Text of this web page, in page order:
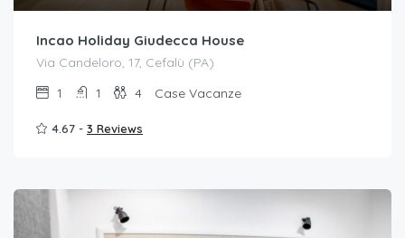
Incao Holiday Giudecca House
Via Candeloro, 17, Cefalù (PA)
1
1 4 Case Vacanze
4.67 - 3 Reviews